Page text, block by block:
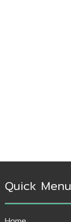
Quick Menu